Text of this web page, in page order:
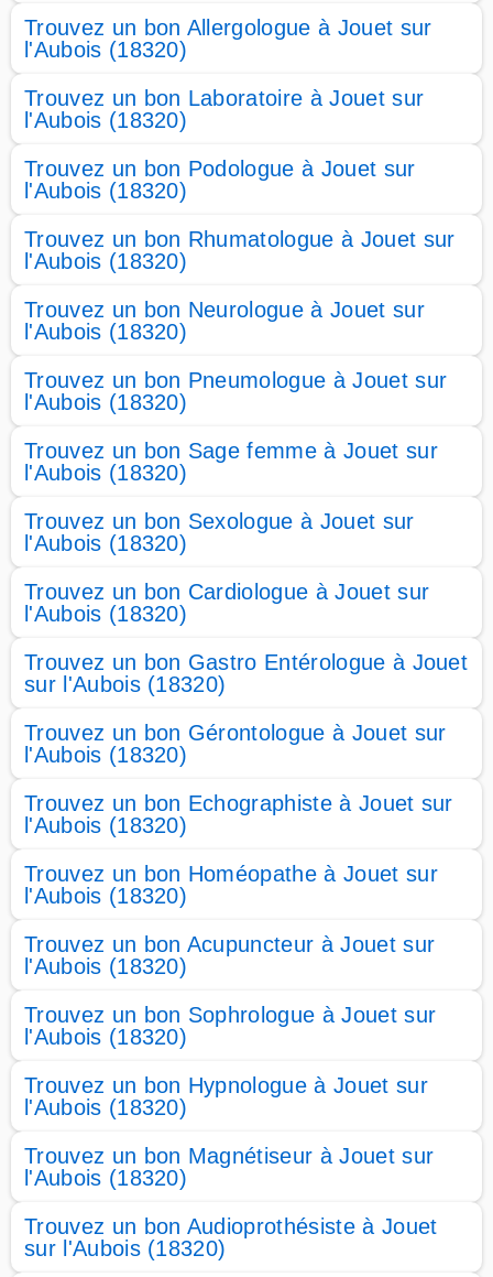
Trouvez un bon Allergologue à Jouet sur
l'Aubois (18320)
Trouvez un bon Laboratoire à Jouet sur
l'Aubois (18320)
Trouvez un bon Podologue à Jouet sur
l'Aubois (18320)
Trouvez un bon Rhumatologue à Jouet sur
l'Aubois (18320)
Trouvez un bon Neurologue à Jouet sur
l'Aubois (18320)
Trouvez un bon Pneumologue à Jouet sur
l'Aubois (18320)
Trouvez un bon Sage femme à Jouet sur
l'Aubois (18320)
Trouvez un bon Sexologue à Jouet sur
l'Aubois (18320)
Trouvez un bon Cardiologue à Jouet sur
l'Aubois (18320)
Trouvez un bon Gastro Entérologue à Jouet
sur l'Aubois (18320)
Trouvez un bon Gérontologue à Jouet sur
l'Aubois (18320)
Trouvez un bon Echographiste à Jouet sur
l'Aubois (18320)
Trouvez un bon Homéopathe à Jouet sur
l'Aubois (18320)
Trouvez un bon Acupuncteur à Jouet sur
l'Aubois (18320)
Trouvez un bon Sophrologue à Jouet sur
l'Aubois (18320)
Trouvez un bon Hypnologue à Jouet sur
l'Aubois (18320)
Trouvez un bon Magnétiseur à Jouet sur
l'Aubois (18320)
Trouvez un bon Audioprothésiste à Jouet
sur l'Aubois (18320)